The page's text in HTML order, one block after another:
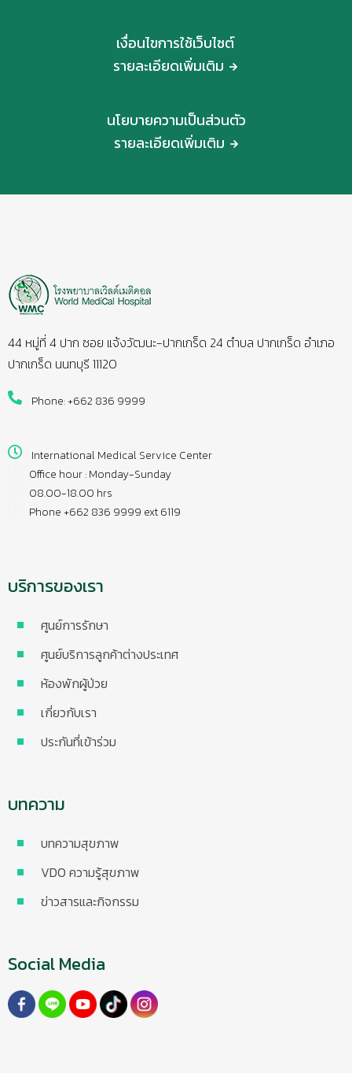
เงื่อนไขการใช้เว็บไซต์
รายละเอียดเพิ่มเติม
นโยบายความเป็นส่วนตัว
รายละเอียดเพิ่มเติม
44 หมู่ที่ 4 ปาก ซอย แจ้งวัฒนะ-ปากเกร็ด 24 ตำบล ปากเกร็ด อำเภอ
ปากเกร็ด นนทบุรี 11120
Phone: +662 836 9999
International Medical Service Center
Office hour : Monday-Sunday
08.00-18.00 hrs
Phone +662 836 9999 ext 6119
บริการของเรา
ศูนย์การรักษา
ศูนย์บริการลูกค้าต่างประเทศ
ห้องพักผู้ป่วย
เกี่ยวกับเรา
ประกันที่เข้าร่วม
บทความ
บทความสุขภาพ
VDO ความรู้สุขภาพ
ข่าวสารและกิจกรรม
Social Media